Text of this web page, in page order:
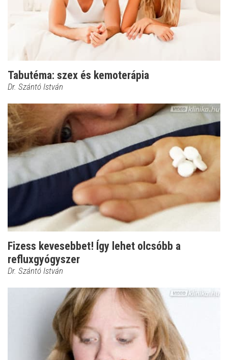
Tabutéma: szex és kemoterápia
Dr. Szántó István
Fizess kevesebbet! Így lehet olcsóbb a
refluxgyógyszer
Dr. Szántó István